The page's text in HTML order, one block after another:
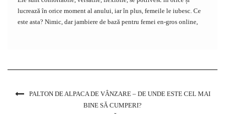
lucrează în orice moment al anului, iar în plus, femeile le iubesc. Ce
este asta? Nimic, dar jambiere de bază pentru femei en-gros online,
PALTON DE ALPACA DE VÂNZARE – DE UNDE ESTE CEL MAI
BINE SĂ CUMPERI?